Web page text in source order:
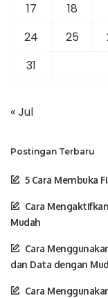
17
18
24
25
31
« Jul
Postingan Terbaru
5 Cara Membuka
Cara
Mudah
Cara
dan Data dengan
Cara